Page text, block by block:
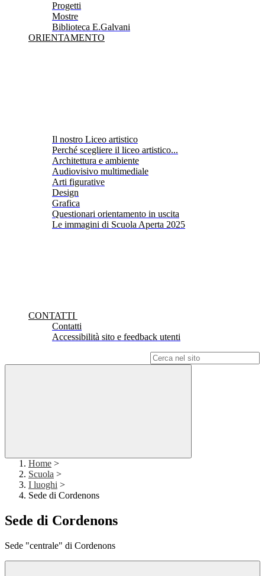
Progetti
Mostre
Biblioteca E.Galvani
ORIENTAMENTO
Il nostro Liceo artistico
Perché scegliere il liceo artistico...
Architettura e ambiente
Audiovisivo multimediale
Arti figurative
Design
Grafica
Questionari orientamento in uscita
Le immagini di Scuola Aperta 2025
CONTATTI
Contatti
Accessibilità sito e feedback utenti
Home >
Scuola >
I luoghi >
Sede di Cordenons
Sede di Cordenons
Sede "centrale" di Cordenons